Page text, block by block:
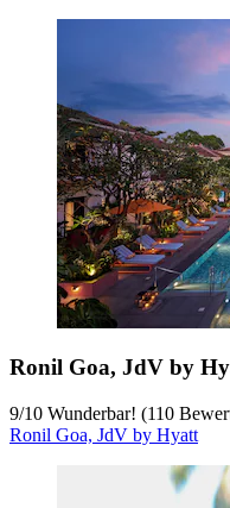
Ronil Goa, JdV by
9/10 Wunderbar! (110
Ronil Goa, JdV by Hyatt